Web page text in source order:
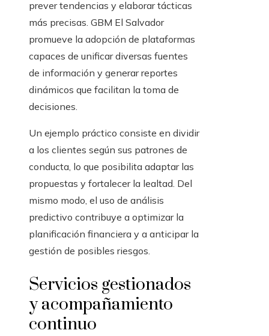
prever tendencias y elaborar tácticas
más precisas. GBM El Salvador
promueve la adopción de plataformas
capaces de unificar diversas fuentes
de información y generar reportes
dinámicos que facilitan la toma de
decisiones.
Un ejemplo práctico consiste en dividir
a los clientes según sus patrones de
conducta, lo que posibilita adaptar las
propuestas y fortalecer la lealtad. Del
mismo modo, el uso de análisis
predictivo contribuye a optimizar la
planificación financiera y a anticipar la
gestión de posibles riesgos.
Servicios gestionados
y acompañamiento
continuo